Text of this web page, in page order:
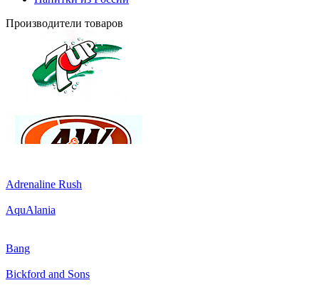
Производители товаров
Adrenaline Rush
AquAlania
Bang
Bickford and Sons